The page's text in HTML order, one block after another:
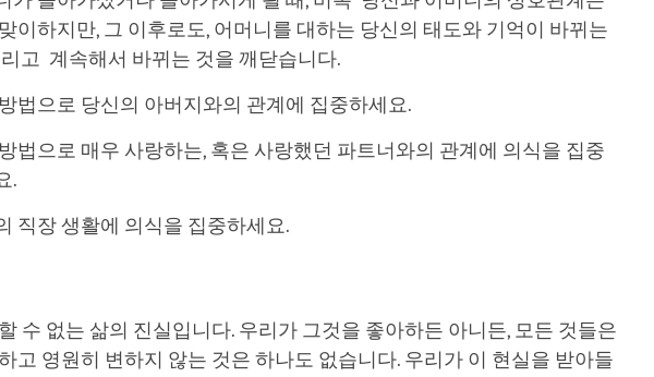
이하지만, 그 이후로도, 어머니를 대하는 당신의 태도와 기억이 바뀌는
고 계속해서 바뀌는 것을 깨닫습니다.
법으로 당신의 아버지와의 관계에 집중하세요.
법으로 매우 사랑하는, 혹은 사랑했던 파트너와의 관계에 의식을 집중
.
직장 생활에 의식을 집중하세요.
수 없는 삶의 진실입니다. 우리가 그것을 좋아하든 아니든, 모든 것들은
고 영원히 변하지 않는 것은 하나도 없습니다. 우리가 이 현실을 받아들